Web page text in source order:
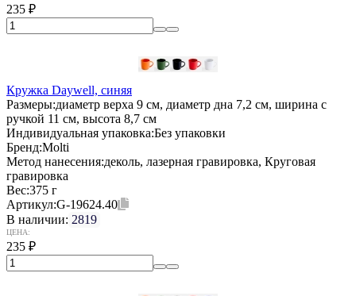
235 ₽
Кружка Daywell, синяя
Размеры:диаметр верха 9 см, диаметр дна 7,2 см, ширина с
ручкой 11 см, высота 8,7 см
Индивидуальная упаковка:Без упаковки
Бренд:Molti
Метод нанесения:деколь, лазерная гравировка, Круговая
гравировка
Вес:375 г
Артикул:G-19624.40
В наличии: 2819
ЦЕНА:
235 ₽